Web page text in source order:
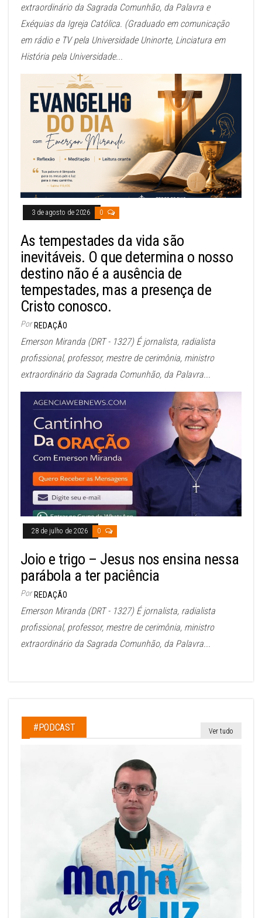
extraordinário da Sagrada Comunhão, da Palavra e
Exéquias da Igreja Católica. (Graduado em comunicação
em rádio e TV pela Universidade Uninorte, Linciatura em
História pela Universidade...
3 de agosto de 2026 0
As tempestades da vida são
inevitáveis. O que determina o nosso
destino não é a ausência de
tempestades, mas a presença de
Cristo conosco.
Por REDAÇÃO
Emerson Miranda (DRT - 1327) É jornalista, radialista
profissional, professor, mestre de cerimônia, ministro
extraordinário da Sagrada Comunhão, da Palavra...
28 de julho de 2026 0
Joio e trigo – Jesus nos ensina nessa
parábola a ter paciência
Por REDAÇÃO
Emerson Miranda (DRT - 1327) É jornalista, radialista
profissional, professor, mestre de cerimônia, ministro
extraordinário da Sagrada Comunhão, da Palavra...
#PODCAST Ver tudo